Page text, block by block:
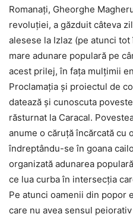
Romanaţi, Gheorghe
revoluţiei, a găzduit câteva
alesese la Izlaz (pe atunci
mare adunare populară pe
acest prilej, în faţa mulţimii
Proclamaţia şi proiectul de
datează şi cunoscuta
răsturnat la Caracal.
anume o căruţă încărcată cu
îndreptându-se în goana
organizată adunarea
ce lua curba în intersecţia
Pe atunci oamenii din popor
care nu avea sensul